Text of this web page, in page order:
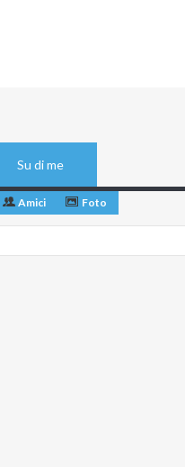
Su di me
Amici Foto